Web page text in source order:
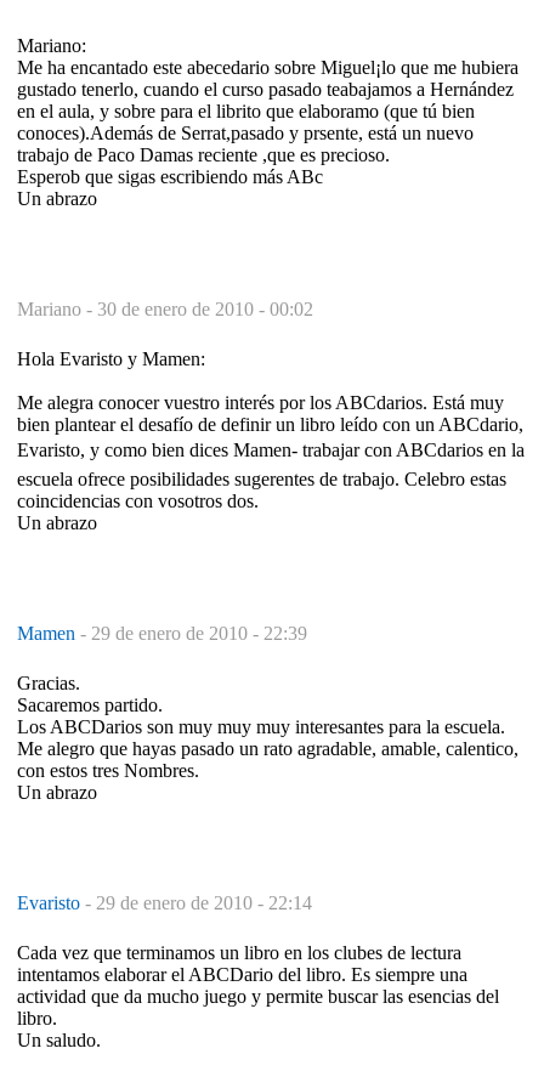
Mariano:
Me ha encantado este abecedario sobre Miguel¡lo que me hubiera
gustado tenerlo, cuando el curso pasado teabajamos a Hernández
en el aula, y sobre para el librito que elaboramo (que tú bien
conoces).Además de Serrat,pasado y prsente, está un nuevo
trabajo de Paco Damas reciente ,que es precioso.
Esperob que sigas escribiendo más ABc
Un abrazo
Mariano - 30 de enero de 2010 - 00:02
Hola Evaristo y Mamen:
Me alegra conocer vuestro interés por los ABCdarios. Está muy
bien plantear el desafío de definir un libro leído con un ABCdario,
Evaristo, y como bien dices Mamen- trabajar con ABCdarios en la
escuela ofrece posibilidades sugerentes de trabajo. Celebro estas
coincidencias con vosotros dos.
Un abrazo
Mamen - 29 de enero de 2010 - 22:39
Gracias.
Sacaremos partido.
Los ABCDarios son muy muy muy interesantes para la escuela.
Me alegro que hayas pasado un rato agradable, amable, calentico,
con estos tres Nombres.
Un abrazo
Evaristo - 29 de enero de 2010 - 22:14
Cada vez que terminamos un libro en los clubes de lectura
intentamos elaborar el ABCDario del libro. Es siempre una
actividad que da mucho juego y permite buscar las esencias del
libro.
Un saludo.